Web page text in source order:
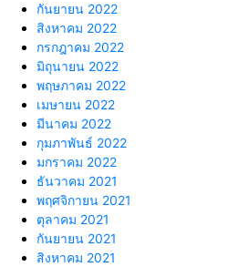
กันยายน 2022
สิงหาคม 2022
กรกฎาคม 2022
มิถุนายน 2022
พฤษภาคม 2022
เมษายน 2022
มีนาคม 2022
กุมภาพันธ์ 2022
มกราคม 2022
ธันวาคม 2021
พฤศจิกายน 2021
ตุลาคม 2021
กันยายน 2021
สิงหาคม 2021